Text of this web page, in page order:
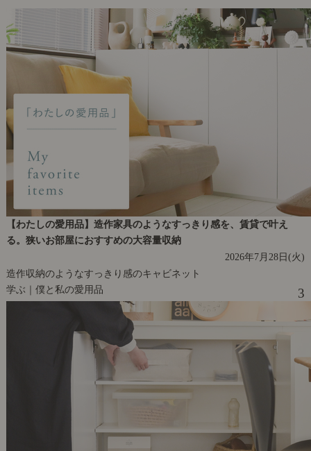
【わたしの愛用品】造作家具のようなすっきり感を、賃貸で叶え
る。狭いお部屋におすすめの大容量収納
2026年7月28日(火)
造作収納のようなすっきり感のキャビネット
学ぶ｜僕と私の愛用品
3